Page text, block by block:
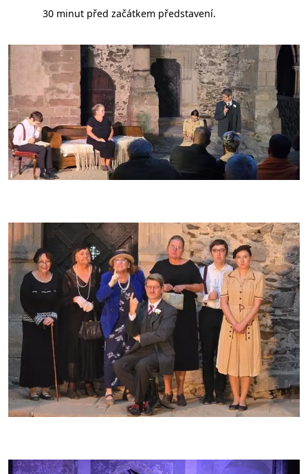
30 minut před začátkem představení.